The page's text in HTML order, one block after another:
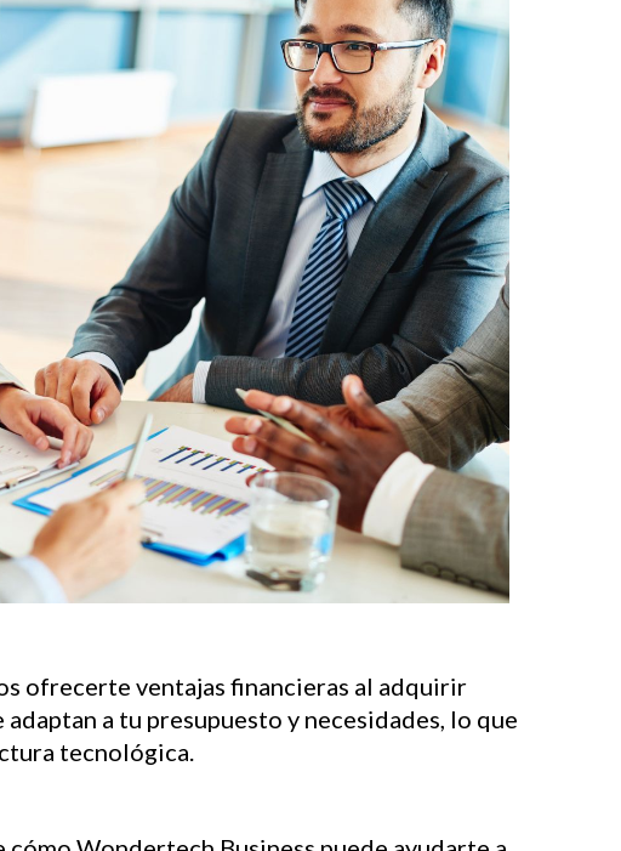
ofrecerte ventajas financieras al adquirir
a tu presupuesto y necesidades, lo que
tecnológica.